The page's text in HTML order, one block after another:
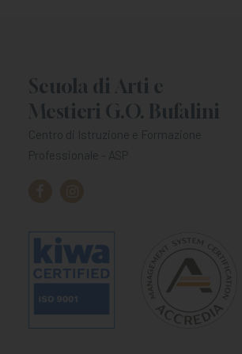
Scuola di Arti e
Mestieri G.O. Bufalini
Centro di Istruzione e Formazione
Professionale - ASP